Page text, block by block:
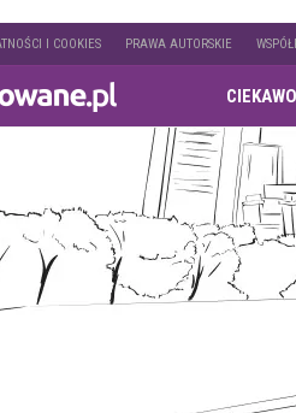
I COOKIES PRAWA AUTORSKIE